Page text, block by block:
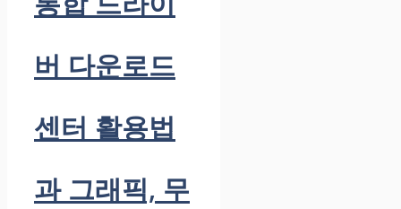
버 다운로드
센터 활용법
과 그래픽, 무